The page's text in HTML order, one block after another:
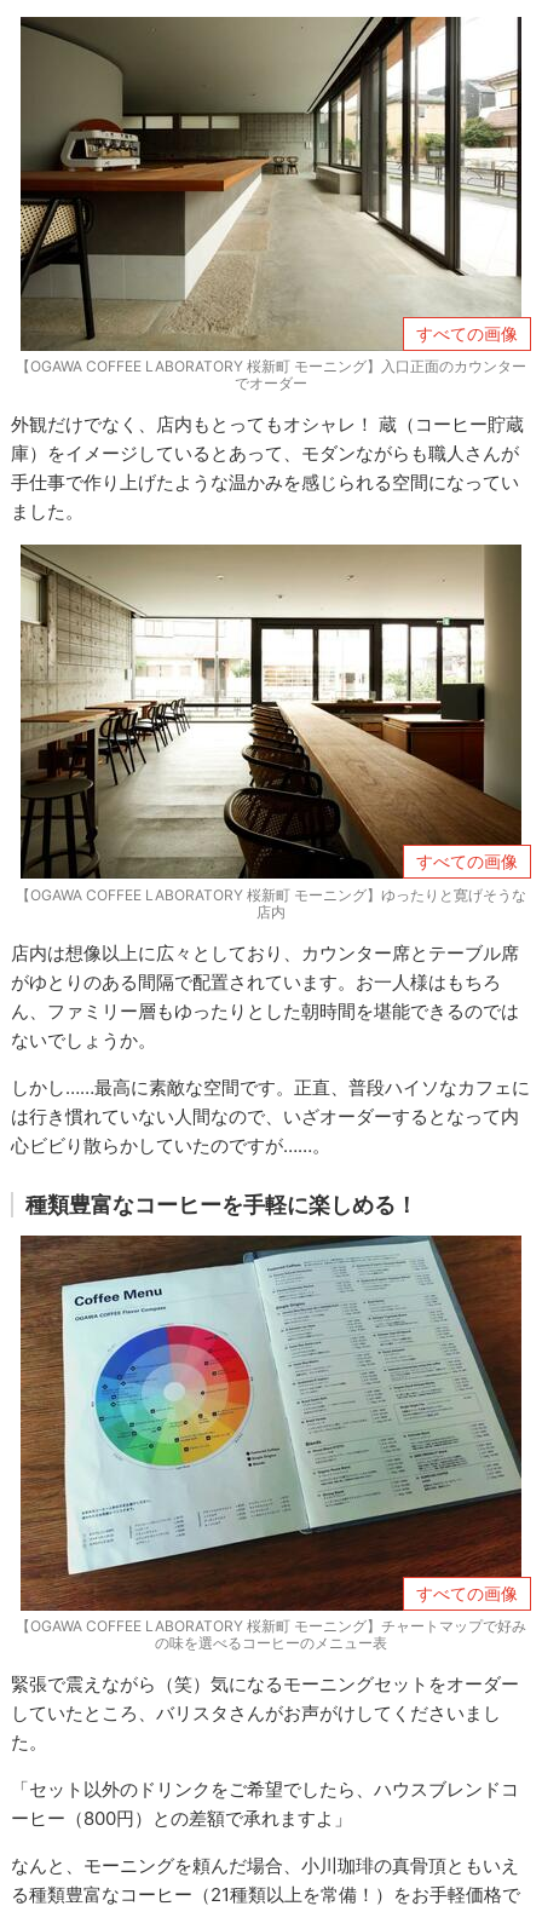
すべての画像
【OGAWA COFFEE LABORATORY 桜新町 モーニング】入口正面のカウンター
でオーダー
外観だけでなく、店内もとってもオシャレ！ 蔵（コーヒー貯蔵
庫）をイメージしているとあって、モダンながらも職人さんが
手仕事で作り上げたような温かみを感じられる空間になってい
ました。
すべての画像
【OGAWA COFFEE LABORATORY 桜新町 モーニング】ゆったりと寛げそうな
店内
店内は想像以上に広々としており、カウンター席とテーブル席
がゆとりのある間隔で配置されています。お一人様はもちろ
ん、ファミリー層もゆったりとした朝時間を堪能できるのでは
ないでしょうか。
しかし……最高に素敵な空間です。正直、普段ハイソなカフェに
は行き慣れていない人間なので、いざオーダーするとなって内
心ビビり散らかしていたのですが……。
種類豊富なコーヒーを手軽に楽しめる！
すべての画像
【OGAWA COFFEE LABORATORY 桜新町 モーニング】チャートマップで好み
の味を選べるコーヒーのメニュー表
緊張で震えながら（笑）気になるモーニングセットをオーダー
していたところ、バリスタさんがお声がけしてくださいまし
た。
「セット以外のドリンクをご希望でしたら、ハウスブレンドコ
ーヒー（800円）との差額で承れますよ」
なんと、モーニングを頼んだ場合、小川珈琲の真骨頂ともいえ
る種類豊富なコーヒー（21種類以上を常備！）をお手軽価格で